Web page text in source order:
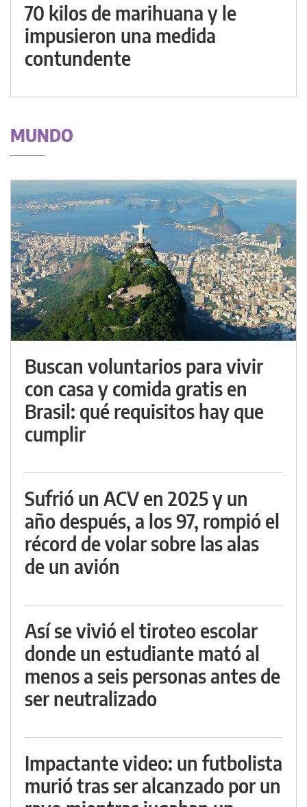
70 kilos de marihuana y le
impusieron una medida
contundente
MUNDO
Buscan voluntarios para vivir
con casa y comida gratis en
Brasil: qué requisitos hay que
cumplir
Sufrió un ACV en 2025 y un
año después, a los 97, rompió el
récord de volar sobre las alas
de un avión
Así se vivió el tiroteo escolar
donde un estudiante mató al
menos a seis personas antes de
ser neutralizado
Impactante video: un futbolista
murió tras ser alcanzado por un